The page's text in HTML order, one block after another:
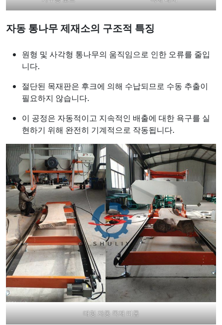
자동 통나무 제재소의 구조적 특징
원형 및 사각형 통나무의 움직임으로 인한 오류를 줄입
니다.
절단된 목재판은 후크에 의해 수납되므로 수동 추출이
필요하지 않습니다.
이 공정은 자동적이고 지속적인 배출에 대한 욕구를 실
현하기 위해 완전히 기계적으로 작동됩니다.
대형 자동 목재 띠톱